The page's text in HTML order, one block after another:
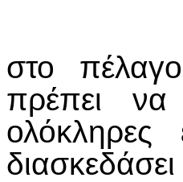
στο
πρέπει